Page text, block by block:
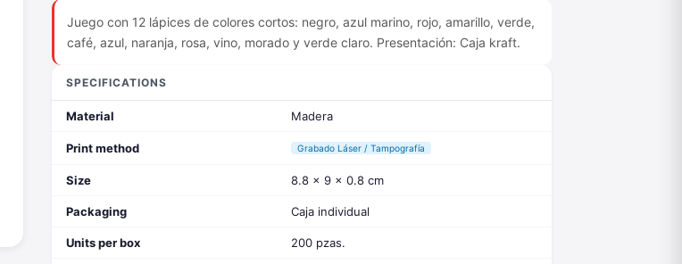
Juego con 12 lápices de colores cortos: negro, azul marino, rojo, amarillo, verde,
café, azul, naranja, rosa, vino, morado y verde claro. Presentación: Caja kraft.
SPECIFICATIONS
Material Madera
Print method Grabado Láser / Tampografía
Size 8.8 x 9 x 0.8 cm
Packaging Caja individual
Units per box 200 pzas.